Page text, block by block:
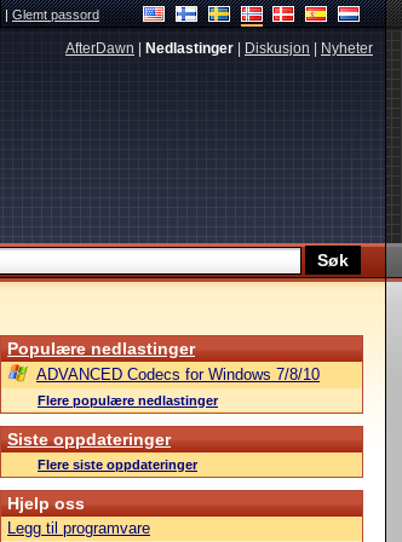
|Glemt passord
AfterDawn Nedlastinger Diskusjon Nyheter
Populære nedlastinger
ADVANCED Codecs for Windows 7/8/10
Flere populære nedlastinger
Siste oppdateringer
Flere siste oppdateringer
Hjelp oss
Legg til programvare